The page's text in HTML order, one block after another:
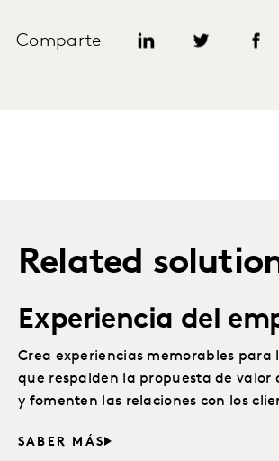
Comparte
Related
Experiencia del
Crea experiencias memorables para
que respalden la propuesta de valor
y fomenten las relaciones con los
SABER MÁS